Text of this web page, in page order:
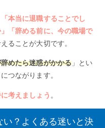
「本当に退職することでし
「辞める前に、今の職場で
ることが大切です。
めたら迷惑がかかる 」とい
つながります。
考えましょう 。
？よくある迷いと決